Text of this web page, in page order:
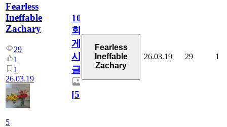
Fearless
Ineffable
Zachary
29
1
1
26.03.19
5
1001
회
게
시
글
[5]
Fearless
Ineffable
Zachary
26.03.19 29 1